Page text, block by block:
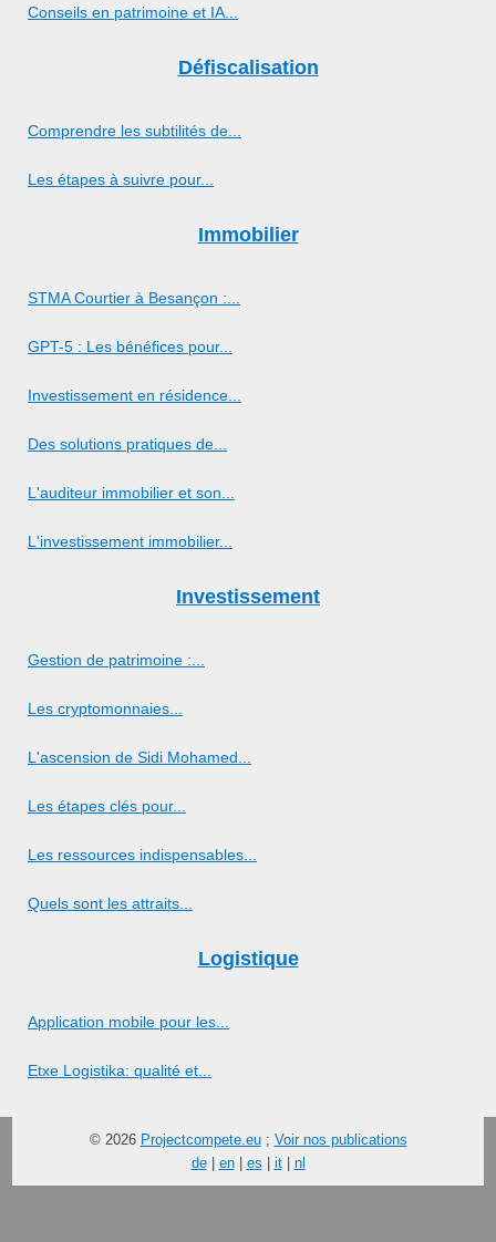
Conseils en patrimoine et IA...
Défiscalisation
Comprendre les subtilités de...
Les étapes à suivre pour...
Immobilier
STMA Courtier à Besançon :...
GPT-5 : Les bénéfices pour...
Investissement en résidence...
Des solutions pratiques de...
L'auditeur immobilier et son...
L'investissement immobilier...
Investissement
Gestion de patrimoine :...
Les cryptomonnaies...
L'ascension de Sidi Mohamed...
Les étapes clés pour...
Les ressources indispensables...
Quels sont les attraits...
Logistique
Application mobile pour les...
Etxe Logistika: qualité et...
© 2026 Projectcompete.eu; Voir nos publications
de| en| es | it| nl